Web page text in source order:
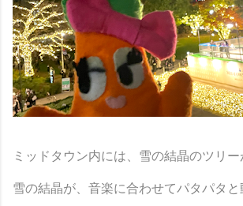
ミッドタウン内には、雪の結晶のツリー
雪の結晶が、音楽に合わせてパタパタと